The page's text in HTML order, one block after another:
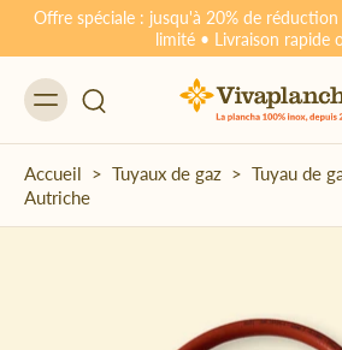
Offre spéciale : jusqu'à 20% de
limité • Livraison rapide
Accueil > Tuyaux de gaz > Tuyau de
Autriche